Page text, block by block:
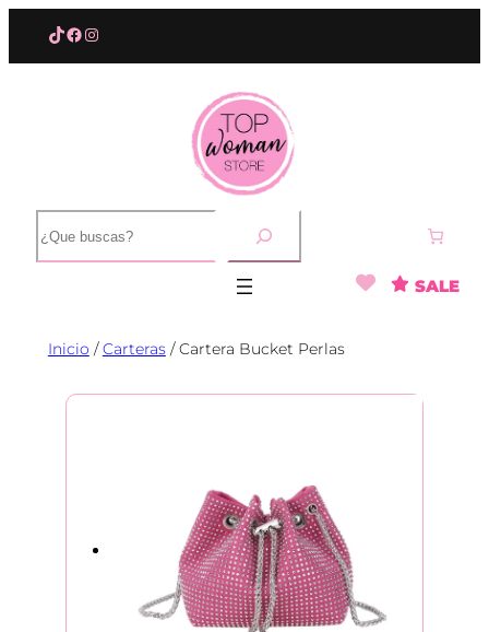
contenido
TikTok
Facebook
Instagram
u
s
SALE
Inicio /Carteras/ Cartera Bucket Perlas